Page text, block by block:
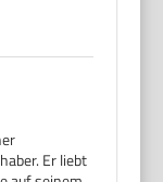
Er liebt